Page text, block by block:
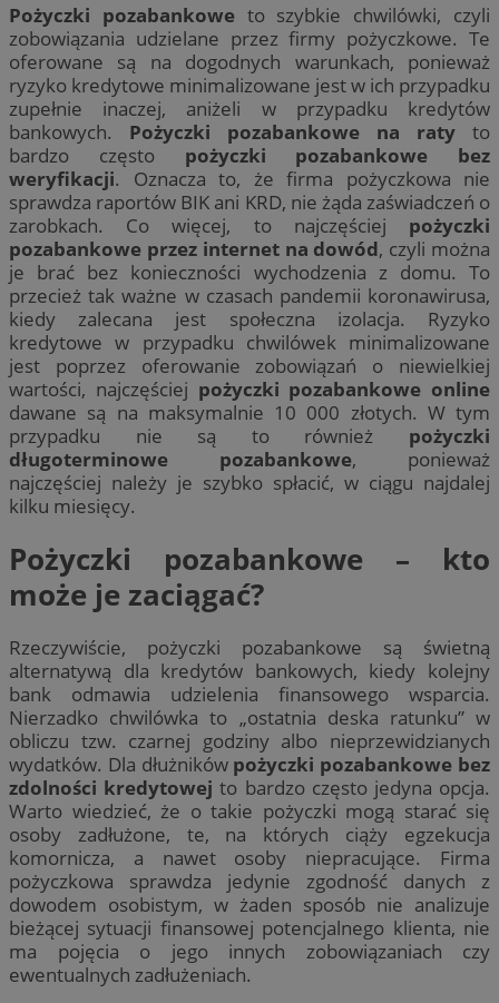
Pożyczki pozabankoweto szybkie chwilówki, czyli
zobowiązania udzielane przez firmy pożyczkowe. Te
oferowane są na dogodnych warunkach, ponieważ
ryzyko kredytowe minimalizowane jest w ich przypadku
zupełnie inaczej, aniżeli w przypadku kredytów
bankowych. Pożyczki pozabankowe na raty to
bardzo często pożyczki pozabankowe bez
weryfikacji. Oznacza to, że firma pożyczkowa nie
sprawdza raportów BIK ani KRD, nie żąda zaświadczeń o
zarobkach. Co więcej, to najczęściej pożyczki
pozabankowe przez internet na dowód, czyli można
je brać bez konieczności wychodzenia z domu. To
przecież tak ważne w czasach pandemii koronawirusa,
kiedy zalecana jest społeczna izolacja. Ryzyko
kredytowe w przypadku chwilówek minimalizowane
jest poprzez oferowanie zobowiązań o niewielkiej
wartości, najczęściej pożyczki pozabankowe online
dawane są na maksymalnie 10 000 złotych. W tym
przypadku nie są to również pożyczki
długoterminowe pozabankowe, ponieważ
najczęściej należy je szybko spłacić, w ciągu najdalej
kilku miesięcy.
Pożyczki pozabankowe – kto
może je zaciągać?
Rzeczywiście, pożyczki pozabankowe są świetną
alternatywą dla kredytów bankowych, kiedy kolejny
bank odmawia udzielenia finansowego wsparcia.
Nierzadko chwilówka to „ostatnia deska ratunku” w
obliczu tzw. czarnej godziny albo nieprzewidzianych
wydatków. Dla dłużników pożyczki pozabankowe bez
zdolności kredytowej to bardzo często jedyna opcja.
Warto wiedzieć, że o takie pożyczki mogą starać się
osoby zadłużone, te, na których ciąży egzekucja
komornicza, a nawet osoby niepracujące. Firma
pożyczkowa sprawdza jedynie zgodność danych z
dowodem osobistym, w żaden sposób nie analizuje
bieżącej sytuacji finansowej potencjalnego klienta, nie
ma pojęcia o jego innych zobowiązaniach czy
ewentualnych zadłużeniach.